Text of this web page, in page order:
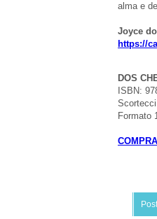
alma e
Joyce
https://
DOS
ISBN:
Formato